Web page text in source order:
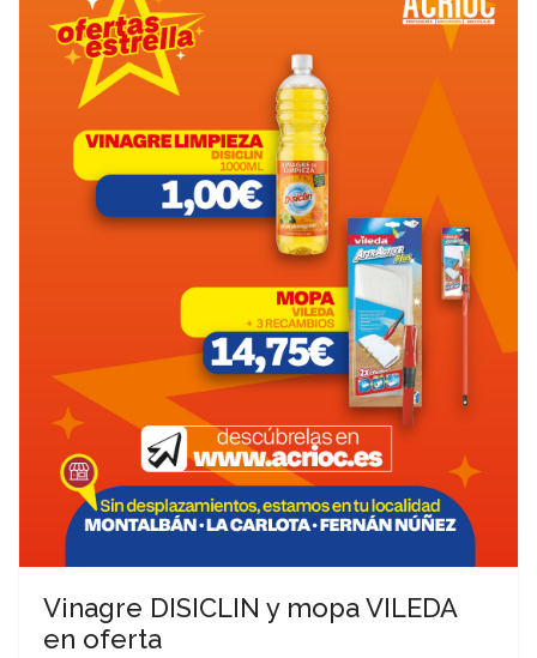
Vinagre DISICLIN y mopa VILEDA
en oferta